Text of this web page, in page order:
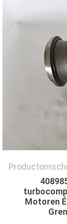
Motoren